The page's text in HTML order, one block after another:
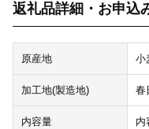
返礼品詳細・お申込
原産地 小
加工地(製造地) 春
内容量
内